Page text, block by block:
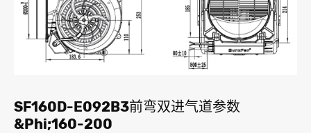
SF160D-E092B3前弯双进气道参数
&Phi;160-200